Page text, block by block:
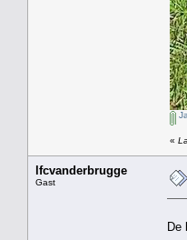
«
lfcvanderbrugge
Gast
De